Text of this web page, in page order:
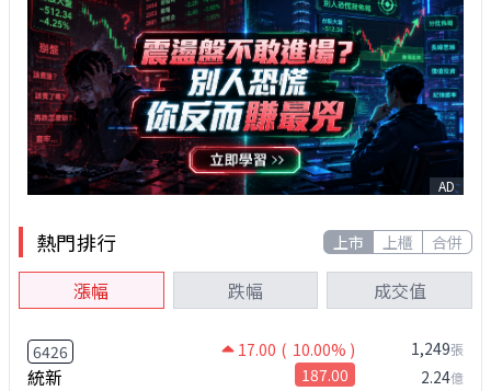
AD
熱門排行 上市 上櫃 合併
漲幅 跌幅 成交值
6426 17.00 ( 10.00% )
統新 187.00
1,249張
2.24億